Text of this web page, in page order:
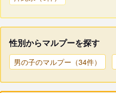
性別からマルプーを探す
男の子のマルプー（34件）